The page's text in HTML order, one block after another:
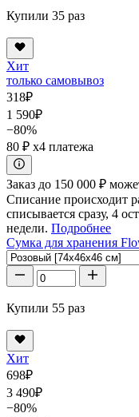
Купили 35 раз
Хит
только самовывоз
318₽
1 590₽
−80%
80 ₽ x4 платежа
Заказ до 150 000 ₽
Списание происходит
списывается сразу, 4
недели. Подробнее
Сумка для хранения
Купили 55 раз
Хит
698₽
3 490₽
−80%